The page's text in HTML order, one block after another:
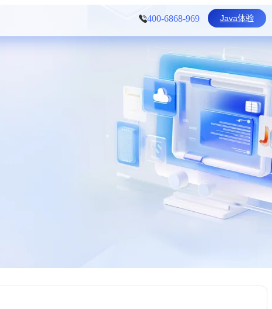
400-6868-969 Java体验